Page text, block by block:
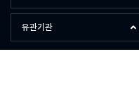
유관기관